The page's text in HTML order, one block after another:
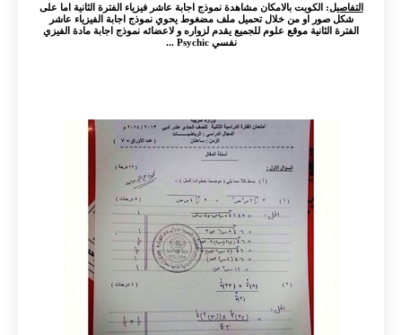
التفاصيل: الكويت بالامكان مشاهدة نموذج اجابة عاشر فيزياء الفترة الثانية اما على
شكل صور او من خلال تحميل ملف مضغوط يحوي نموذج اجابة الفيزياء عاشر
الفترة الثانية موقع علوم للجميع يقدم لزواره و لاعضائه نموذج اجابة مادة الفيزي
نفسي Psychic ...